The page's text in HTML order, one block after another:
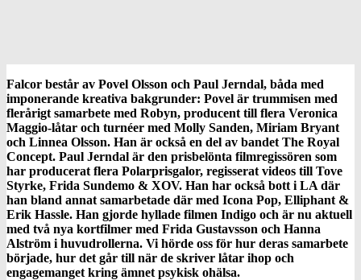
Falcor består av Povel Olsson och Paul Jerndal, båda med
imponerande kreativa bakgrunder: Povel är trummisen med
flerårigt samarbete med Robyn, producent till flera Veronica
Maggio-låtar och turnéer med Molly Sanden, Miriam Bryant
och Linnea Olsson. Han är också en del av bandet The Royal
Concept. Paul Jerndal är den prisbelönta filmregissören som
har producerat flera Polarprisgalor, regisserat videos till Tove
Styrke, Frida Sundemo & XOV. Han har också bott i LA där
han bland annat samarbetade där med Icona Pop, Elliphant &
Erik Hassle. Han gjorde hyllade filmen Indigo och är nu aktuell
med två nya kortfilmer med Frida Gustavsson och Hanna
Alström i huvudrollerna. Vi hörde oss för hur deras samarbete
började, hur det går till när de skriver låtar ihop och
engagemanget kring ämnet psykisk ohälsa.